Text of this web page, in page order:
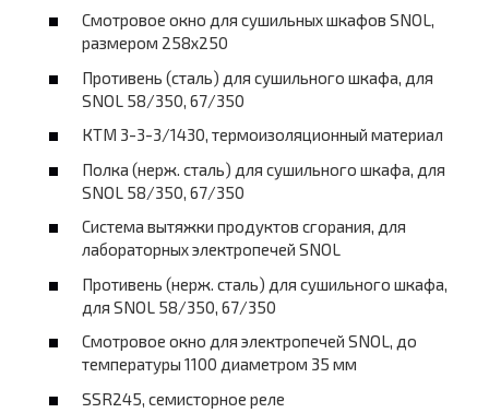
Смотровое окно для сушильных шкафов SNOL,
размером 258х250
Противень (сталь) для сушильного шкафа, для
SNOL 58/350, 67/350
КТМ 3-3-3/1430, термоизоляционный материал
Полка (нерж. сталь) для сушильного шкафа, для
SNOL 58/350, 67/350
Система вытяжки продуктов сгорания, для
лабораторных электропечей SNOL
Противень (нерж. сталь) для сушильного шкафа,
для SNOL 58/350, 67/350
Смотровое окно для электропечей SNOL, до
температуры 1100 диаметром 35 мм
SSR245, семисторное реле